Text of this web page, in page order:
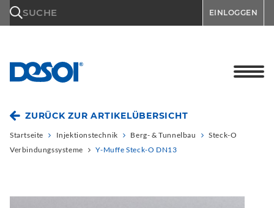
SUCHE EINLOGGEN
ZURÜCK ZUR ARTIKELÜBERSICHT
Startseite Injektionstechnik Berg- & Tunnelbau
Steck-O
Verbindungssysteme
Y-Muffe Steck-O DN13